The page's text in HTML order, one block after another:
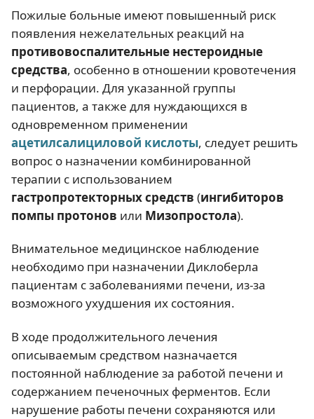
Пожилые больные имеют повышенный риск
появления нежелательных реакций на
противовоспалительные нестероидные
средства, особенно в отношении кровотечения
и перфорации. Для указанной группы
пациентов, а также для нуждающихся в
одновременном применении
ацетилсалициловой кислоты, следует решить
вопрос о назначении комбинированной
терапии с использованием
гастропротекторных средств (ингибиторов
помпы протонов или Мизопростола).
Внимательное медицинское наблюдение
необходимо при назначении Диклоберла
пациентам с заболеваниями печени, из-за
возможного ухудшения их состояния.
В ходе продолжительного лечения
описываемым средством назначается
постоянной наблюдение за работой печени и
содержанием печеночных ферментов. Если
нарушение работы печени сохраняются или